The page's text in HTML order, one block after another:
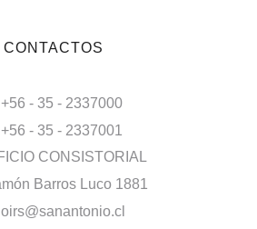
CONTACTOS
+56 - 35 - 2337000
+56 - 35 - 2337001
CONSISTORIAL
Barros Luco 1881
oirs@sanantonio.cl